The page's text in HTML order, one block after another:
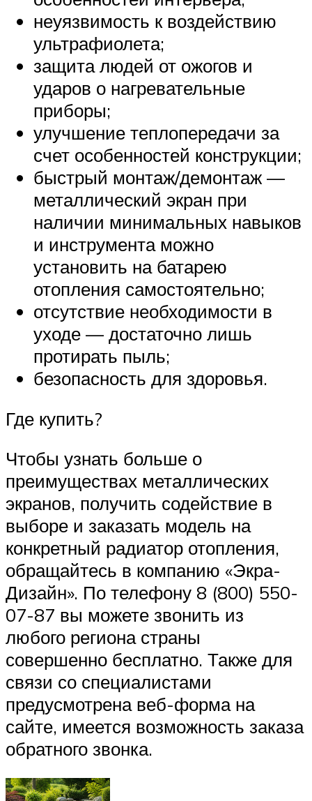
неуязвимость к воздействию
ультрафиолета;
защита людей от ожогов и
ударов о нагревательные
приборы;
улучшение теплопередачи за
счет особенностей конструкции;
быстрый монтаж/демонтаж —
металлический экран при
наличии минимальных навыков
и инструмента можно
установить на батарею
отопления самостоятельно;
отсутствие необходимости в
уходе — достаточно лишь
протирать пыль;
безопасность для здоровья.
Где купить?
Чтобы узнать больше о
преимуществах металлических
экранов, получить содействие в
выборе и заказать модель на
конкретный радиатор отопления,
обращайтесь в компанию «Экра-
Дизайн». По телефону 8 (800) 550-
07-87 вы можете звонить из
любого региона страны
совершенно бесплатно. Также для
связи со специалистами
предусмотрена веб-форма на
сайте, имеется возможность заказа
обратного звонка.